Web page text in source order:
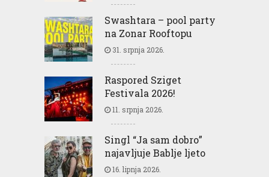
Swashtara – pool party
na Zonar Rooftopu
31. srpnja 2026.
Raspored Sziget
Festivala 2026!
11. srpnja 2026.
Singl “Ja sam dobro”
najavljuje Bablje ljeto
16. lipnja 2026.